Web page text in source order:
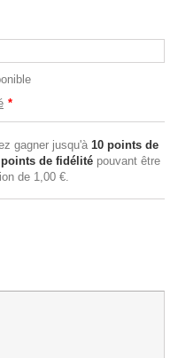
*
gagner jusqu'à 10 points de
points de fidélité pouvant être
de 1,00 €.